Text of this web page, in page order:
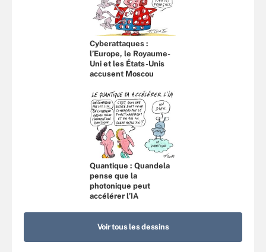
Cyberattaques :
l’Europe, le Royaume-
Uni et les États-Unis
accusent Moscou
Quantique : Quandela
pense que la
photonique peut
accélérer l’IA
Voir tous les dessins